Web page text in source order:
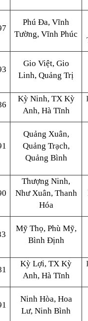
Phú Đa, Vĩnh
Tường, Vĩnh Phúc
Gio Việt, Gio
Linh, Quảng Trị
Kỳ Ninh, TX Kỳ
Anh, Hà Tĩnh
Quảng Xuân,
Quảng Trạch,
Quảng Bình
Thượng Ninh,
Như Xuân, Thanh
Hóa
Mỹ Thọ, Phù Mỹ,
Bình Định
Kỳ Lợi, TX Kỳ
Anh, Hà Tĩnh
Ninh Hòa, Hoa
Lư, Ninh Bình